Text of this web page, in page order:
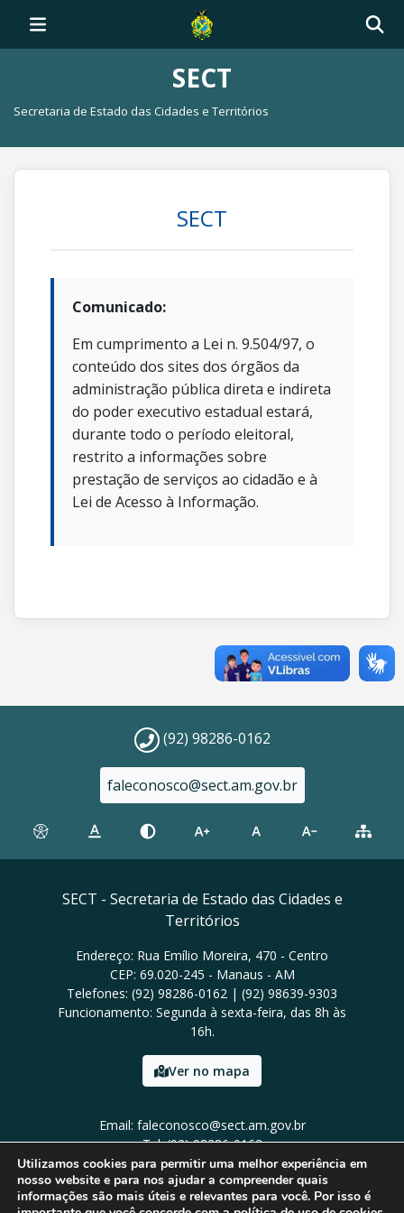
SECT
Secretaria de Estado das Cidades e Territórios
SECT
Comunicado:
Em cumprimento a Lei n. 9.504/97, o
conteúdo dos sites dos órgãos da
administração pública direta e indireta
do poder executivo estadual estará,
durante todo o período eleitoral,
restrito a informações sobre
prestação de serviços ao cidadão e à
Lei de Acesso à Informação.
(92) 98286-0162
faleconosco@sect.am.gov.br
SECT - Secretaria de Estado das Cidades e
Territórios
Endereço: Rua Emílio Moreira, 470 - Centro
CEP: 69.020-245 - Manaus - AM
Telefones: (92) 98286-0162 | (92) 98639-9303
Funcionamento: Segunda à sexta-feira, das 8h às
16h.
Ver no mapa
Email: faleconosco@sect.am.gov.br
Tel: (92) 98286-0162
Utilizamos cookies para permitir uma melhor experiência em
nosso website e para nos ajudar a compreender quais
informações são mais úteis e relevantes para você. Por isso é